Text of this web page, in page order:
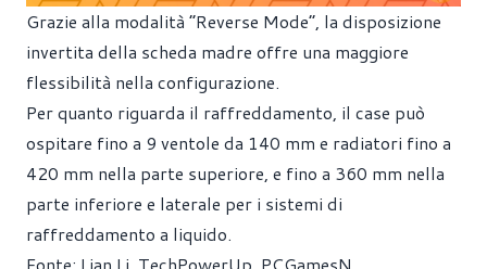
Grazie alla modalità “Reverse Mode”, la disposizione
invertita della scheda madre offre una maggiore
flessibilità nella configurazione.
Per quanto riguarda il raffreddamento, il case può
ospitare fino a 9 ventole da 140 mm e radiatori fino a
420 mm nella parte superiore, e fino a 360 mm nella
parte inferiore e laterale per i sistemi di
raffreddamento a liquido.